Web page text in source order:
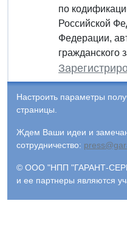
по
Российской
Федерации,
гражданского
Настроить параметры
страницы.
Ждем Ваши идеи и
сотрудничество:
© ООО "НПП "ГАРАНТ-
и ее партнеры являются